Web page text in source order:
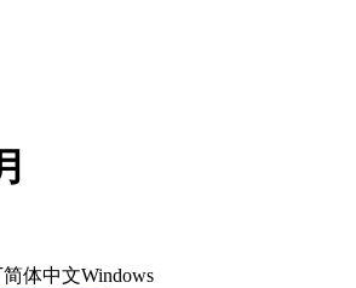
简体中文Windows